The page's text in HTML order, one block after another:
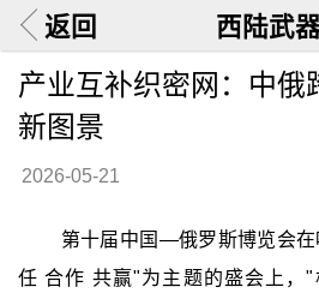
返回 西陆武
产业互补织密网：中俄
新图景
2026-05-21
第十届中国—俄罗斯博览会
任 合作 共赢"为主题的盛会上，